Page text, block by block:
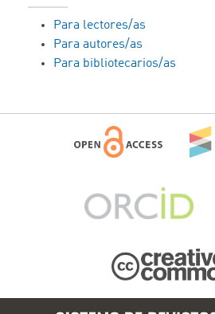
Para lectores/as
Para autores/as
Para bibliotecarios/as